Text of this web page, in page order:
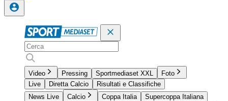
Video Pressing Sportmediaset XXL
Foto
Live
Diretta Calcio
Risultati e Classifiche
News Live
Calcio Coppa Italia
Supercoppa Italiana